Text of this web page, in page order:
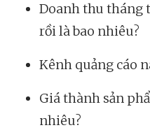
Doanh thu tháng
rồi là bao nhiêu?
Kênh quảng cáo
Giá thành sản
nhiêu?